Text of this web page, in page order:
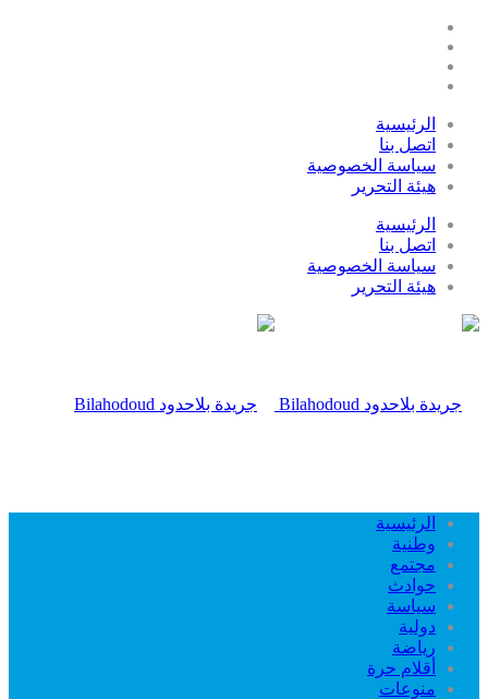
الرئيسية
اتصل بنا
سياسة الخصوصية
هيئة التحرير
الرئيسية
اتصل بنا
سياسة الخصوصية
هيئة التحرير
الرئيسية
وطنية
مجتمع
حوادث
سياسة
دولية
رياضة
أقلام حرة
منوعات